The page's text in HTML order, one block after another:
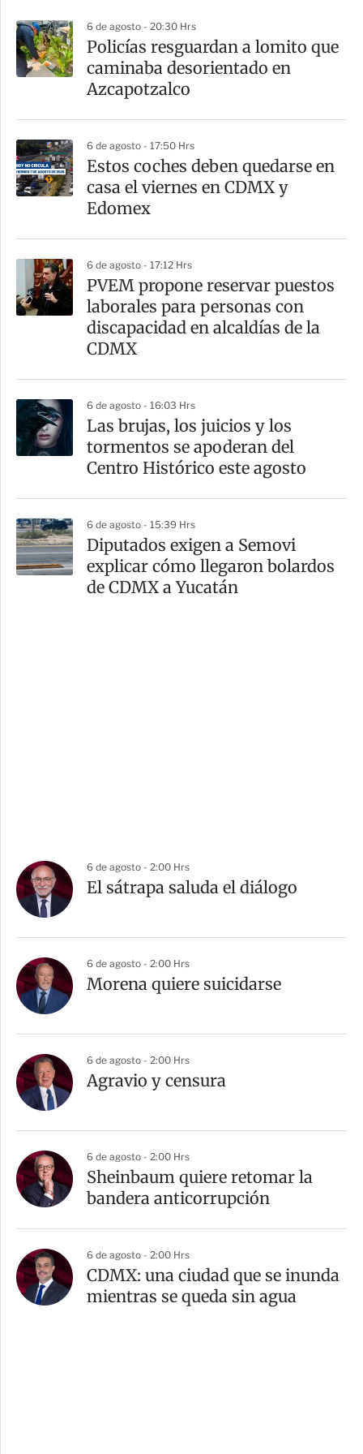
a
r
t
6 de agosto - 20:30 Hrs
Policías resguardan a lomito que
caminaba desorientado en
Azcapotzalco
6 de agosto - 17:50 Hrs
Estos coches deben quedarse en
casa el viernes en CDMX y
Edomex
6 de agosto - 17:12 Hrs
PVEM propone reservar puestos
laborales para personas con
discapacidad en alcaldías de la
CDMX
6 de agosto - 16:03 Hrs
Las brujas, los juicios y los
tormentos se apoderan del
Centro Histórico este agosto
6 de agosto - 15:39 Hrs
Diputados exigen a Semovi
explicar cómo llegaron bolardos
de CDMX a Yucatán
6 de agosto - 2:00 Hrs
El sátrapa saluda el diálogo
6 de agosto - 2:00 Hrs
Morena quiere suicidarse
6 de agosto - 2:00 Hrs
Agravio y censura
6 de agosto - 2:00 Hrs
Sheinbaum quiere retomar la
bandera anticorrupción
6 de agosto - 2:00 Hrs
CDMX: una ciudad que se inunda
mientras se queda sin agua